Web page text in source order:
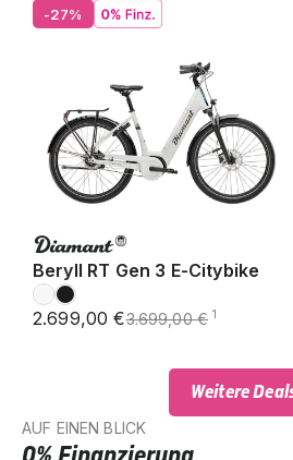
-27%
Beryll RT Gen 3 E-Citybike
2.699,00 €3.699,00 € 1
Weitere
AUF EINEN BLICK